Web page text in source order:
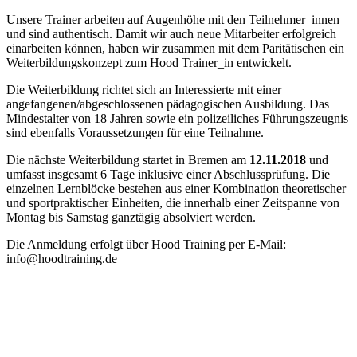
Unsere Trainer arbeiten auf Augenhöhe mit den Teilnehmer_innen
und sind authentisch. Damit wir auch neue Mitarbeiter erfolgreich
einarbeiten können, haben wir zusammen mit dem Paritätischen ein
Weiterbildungskonzept zum Hood Trainer_in entwickelt.
Die Weiterbildung richtet sich an Interessierte mit einer
angefangenen/abgeschlossenen pädagogischen Ausbildung. Das
Mindestalter von 18 Jahren sowie ein polizeiliches Führungszeugnis
sind ebenfalls Voraussetzungen für eine Teilnahme.
Die nächste Weiterbildung startet in Bremen am 12.11.2018 und
umfasst insgesamt 6 Tage inklusive einer Abschlussprüfung. Die
einzelnen Lernblöcke bestehen aus einer Kombination theoretischer
und sportpraktischer Einheiten, die innerhalb einer Zeitspanne von
Montag bis Samstag ganztägig absolviert werden.
Die Anmeldung erfolgt über Hood Training per E-Mail:
info@hoodtraining.de